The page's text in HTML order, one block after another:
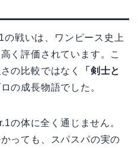
戦いは、ワンピース史上
く評価されています。こ
の比較ではなく
「剣士と
の成長物語でした。
の体に全く通じません。
っても、スパスパの実の